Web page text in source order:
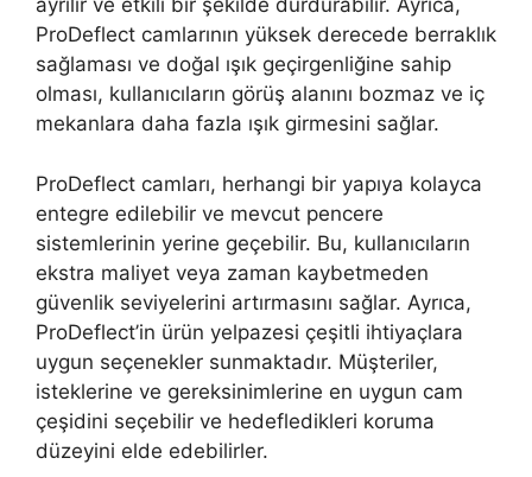
ayrılır ve etkili bir şekilde durdurabilir. Ayrıca,
ProDeflect camlarının yüksek derecede berraklık
sağlaması ve doğal ışık geçirgenliğine sahip
olması, kullanıcıların görüş alanını bozmaz ve iç
mekanlara daha fazla ışık girmesini sağlar.
ProDeflect camları, herhangi bir yapıya kolayca
entegre edilebilir ve mevcut pencere
sistemlerinin yerine geçebilir. Bu, kullanıcıların
ekstra maliyet veya zaman kaybetmeden
güvenlik seviyelerini artırmasını sağlar. Ayrıca,
ProDeflect’in ürün yelpazesi çeşitli ihtiyaçlara
uygun seçenekler sunmaktadır. Müşteriler,
isteklerine ve gereksinimlerine en uygun cam
çeşidini seçebilir ve hedefledikleri koruma
düzeyini elde edebilirler.